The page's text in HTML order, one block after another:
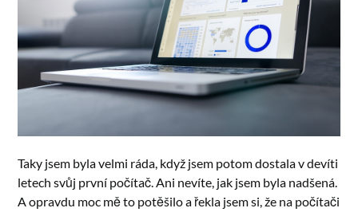
Taky jsem byla velmi ráda, když jsem potom dostala v devíti
letech svůj první počítač. Ani nevíte, jak jsem byla nadšená.
A opravdu moc mě to potěšilo a řekla jsem si, že na počítači